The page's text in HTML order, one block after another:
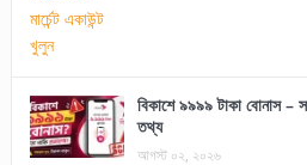
বিকাশে ৯৯৯৯ টাকা বোনাস –
তথ্য
আগস্ট ০২, ২০২৬